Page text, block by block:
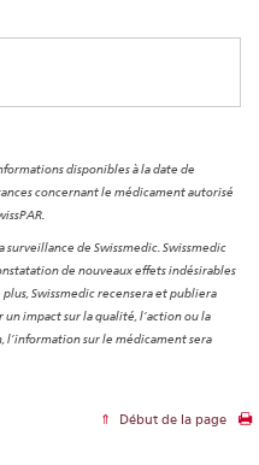
disponibles à la date de
concernant le médicament autorisé
surveillance de Swissmedic. Swissmedic
de nouveaux effets indésirables
Swissmedic recensera et publiera
impact sur la qualité, l’action ou la
l’information sur le médicament sera
Début de la page